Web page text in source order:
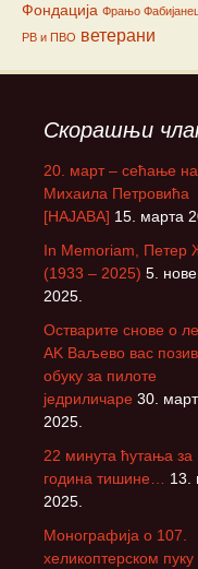
Фондација Фрањо
РВ и ПВО ветерани
Скорашњи
20. март – сећање на
Михаила Петровића
[НАЈАВА] 15. марта
In Memoriam, Петер
(1933 – 2025) 5.
2025.
Остварите снове о
АK Ваљево вас
обуку за пилоте
једриличаре 30.
2025.
22 минута ћутања за
година тишине…
13.
2025.
Монографија о 107.
хеликоптерском пуку